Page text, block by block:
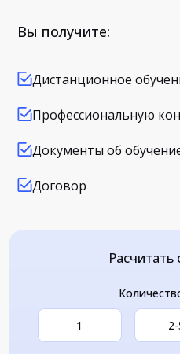
Вы получите:
Дистанционное
Профессиональную
Документы об
Договор
Расчитать
1